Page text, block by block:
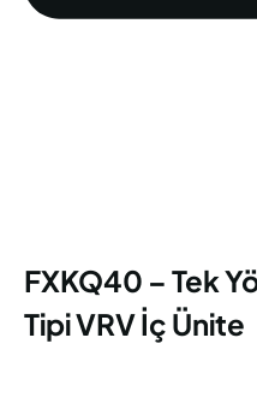
FXKQ40 – Tek
Tipi VRV İç Ünite